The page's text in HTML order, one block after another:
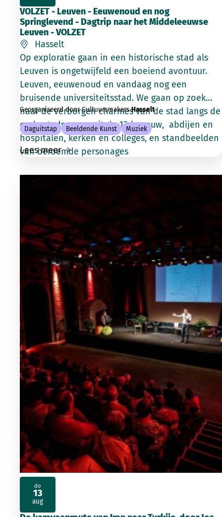
VOLZET - Leuven - Eeuwenoud en nog
Springlevend - Dagtrip naar het Middeleeuwse
Leuven - VOLZET
Hasselt
Op exploratie gaan in een historische stad als
Leuven is ongetwijfeld een boeiend avontuur.
Leuven, eeuwenoud en vandaag nog een
bruisende universiteitsstad. We gaan op zoek
naar de verborgen charmes van de stad langs de
oude stadsmuren uit de 12de eeuw, abdijen en
hospitalen, kerken en colleges, en standbeelden
van beroemde personages
Georganiseerd door CultuursmakersHasselt
Daguitstap Beeldende Kunst Muziek
Lees meer
do
13
aug
2026